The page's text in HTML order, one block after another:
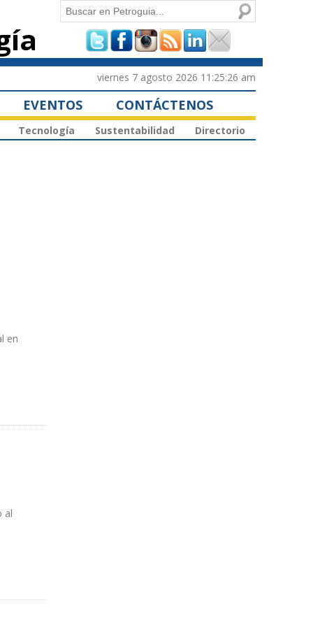
Formulario de
búsqueda
Buscar
viernes 7 agosto 2026 11:25:26 am
EVENTOS CONTÁCTENOS
Tecnología Sustentabilidad Directorio
en
al